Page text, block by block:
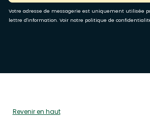
Votre adresse de messagerie est uniquement utilisée
lettre d'information. Voir notre politique de
Revenir en haut